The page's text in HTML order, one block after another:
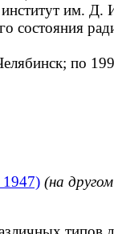
им. Д.
по
1947) (на